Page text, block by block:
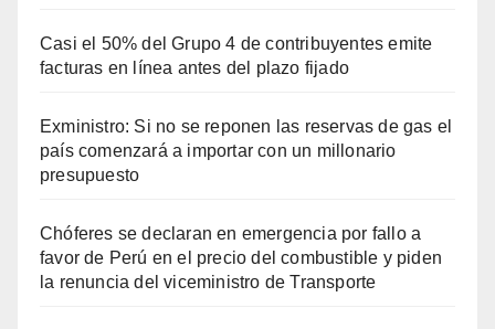
Casi el 50% del Grupo 4 de contribuyentes emite
facturas en línea antes del plazo fijado
Exministro: Si no se reponen las reservas de gas el
país comenzará a importar con un millonario
presupuesto
Chóferes se declaran en emergencia por fallo a
favor de Perú en el precio del combustible y piden
la renuncia del viceministro de Transporte